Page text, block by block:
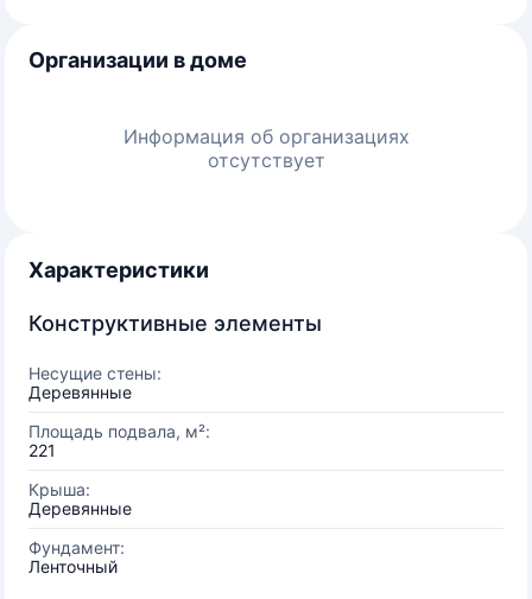
Организации в доме
Информация об организациях
отсутствует
Характеристики
Конструктивные элементы
Несущие стены:
Деревянные
Площадь подвала, м²:
221
Крыша:
Деревянные
Фундамент:
Ленточный